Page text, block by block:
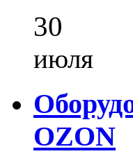
30
июля
OZON